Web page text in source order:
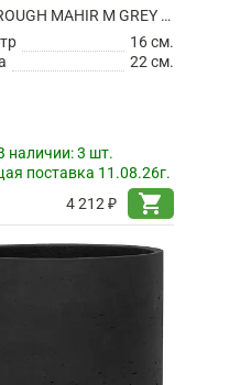
КАШПО ROUGH MAHIR M GREY WASHED
16 см.
22 см.
наличии:3 шт.
поставка 11.08.26г.
4 212 ₽
shopping_cart